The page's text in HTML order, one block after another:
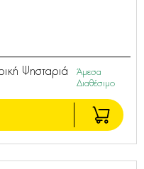
Ψησταριά
Άμεσα
Διαθέσιμο